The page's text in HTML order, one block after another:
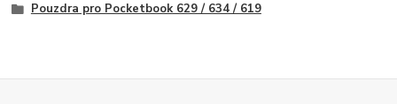
Pouzdra pro Pocketbook 629 / 634 / 619